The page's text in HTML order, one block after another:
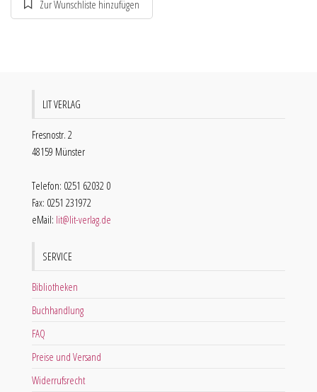
LIT VERLAG
Fresnostr. 2
48159 Münster
Telefon: 0251 62032 0
Fax: 0251 231972
eMail: lit@lit-verlag.de
SERVICE
Bibliotheken
Buchhandlung
FAQ
Preise und Versand
Widerrufsrecht